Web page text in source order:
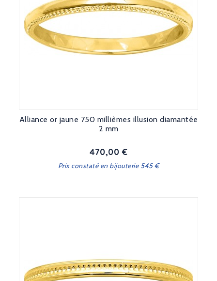
Alliance or jaune 750 millièmes illusion diamantée
2 mm
Prix
470,00 €
Prix constaté en bijouterie 545 €